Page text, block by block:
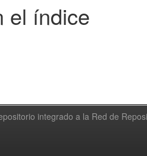
el índice
integrado a la Red de